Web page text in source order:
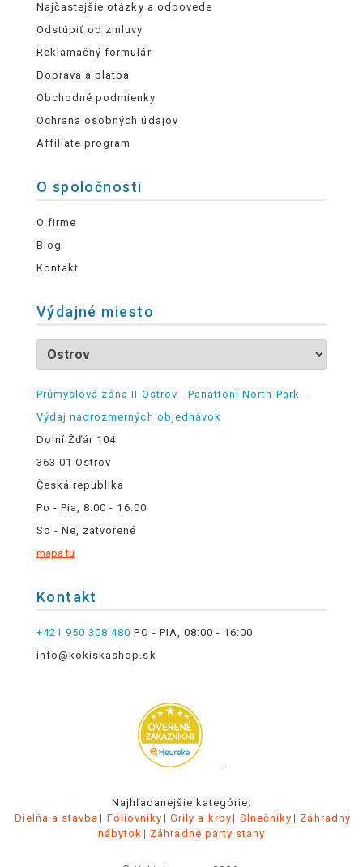
Najčastejšie otázky a odpovede
Odstúpiť od zmluvy
Reklamačný formulár
Doprava a platba
Obchodné podmienky
Ochrana osobných údajov
Affiliate program
O spoločnosti
O firme
Blog
Kontakt
Výdajné miesto
Průmyslová zóna II Ostrov - Panattoni North Park -
Výdaj nadrozmerných objednávok
Dolní Žďár 104
363 01 Ostrov
Česká republika
Po - Pia, 8:00 - 16:00
So - Ne, zatvorené
mapa tu
Kontakt
+421 950 308 480 PO - PIA, 08:00 - 16:00
info@kokiskashop.sk
.
Najhľadanejšie kategórie:
Dielňa a stavba
Fóliovníky Grily a krby Slnečníky
Záhradný
nábytok
Záhradné párty stany